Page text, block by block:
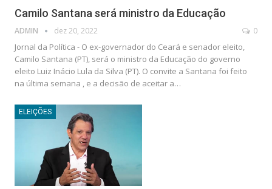
Camilo Santana será ministro da Educação
ADMIN dez 20, 2022 0
Jornal da Política - O ex-governador do Ceará e senador eleito,
Camilo Santana (PT), será o ministro da Educação do governo
eleito Luiz Inácio Lula da Silva (PT). O convite a Santana foi feito
na última semana , e a decisão de aceitar a…
ELEIÇÕES